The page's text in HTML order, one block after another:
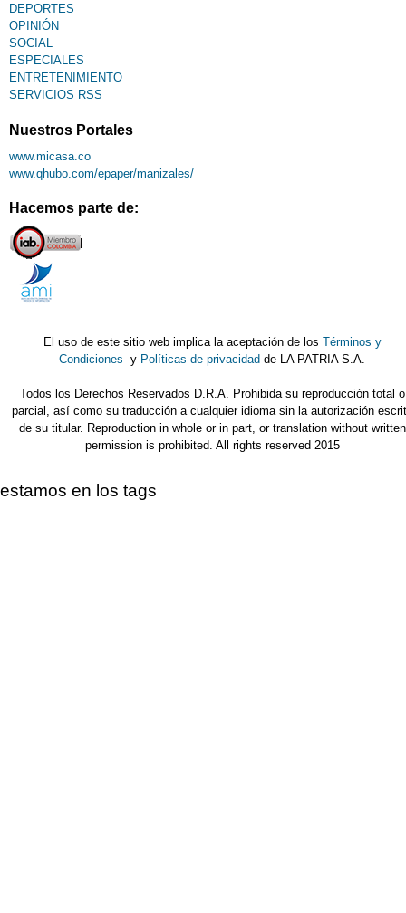
DEPORTES
OPINIÓN
SOCIAL
ESPECIALES
ENTRETENIMIENTO
SERVICIOS RSS
Nuestros Portales
www.micasa.co
www.qhubo.com/epaper/manizales/
Hacemos parte de:
El uso de este sitio web implica la aceptación de los Términos y
Condiciones y Políticas de privacidad de LA PATRIA S.A.
Todos los Derechos Reservados D.R.A. Prohibida su reproducción total o
parcial, así como su traducción a cualquier idioma sin la autorización
de su titular. Reproduction in whole or in part, or translation without written
permission is prohibited. All rights reserved 2015
estamos en los tags